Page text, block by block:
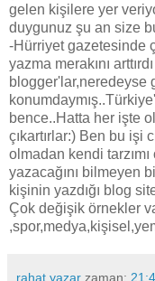
gelen kişilere yer
duygunuz şu an size
-Hürriyet gazetesinde
yazma merakını
blogger'lar,neredeyse
bence..Hatta her işte
çıkartırlar:) Ben bu işi
olmadan kendi
yazacağını bilmeyen
kişinin yazdığı blog
Çok değişik örnekler
rahat yazar zaman: